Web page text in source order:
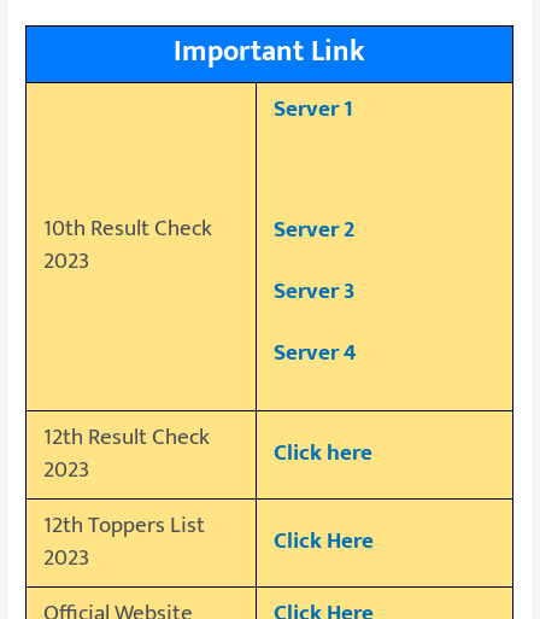
Important Link
10th Result Check
2023
Server 1
Server 2
Server 3
Server 4
12th Result Check
2023
Click here
12th Toppers List
2023
Click Here